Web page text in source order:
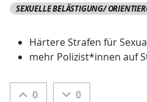
SEXUELLE BELÄSTIGUNG/
Härtere Strafen für
mehr Polizist*innen auf
0 0